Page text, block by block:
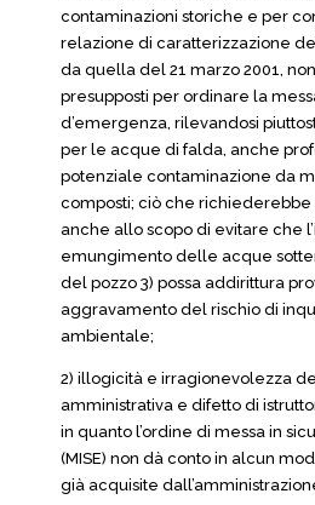
contaminazioni storiche e per
relazione di caratterizzazione
da quella del 21 marzo 2001,
presupposti per ordinare la
d’emergenza, rilevandosi
per le acque di falda, anche
potenziale contaminazione da
composti; ciò che
anche allo scopo di evitare che
emungimento delle acque
del pozzo 3) possa addirittura
aggravamento del rischio di
ambientale;
2) illogicità e irragionevolezza
amministrativa e difetto di
in quanto l’ordine di messa in
(MISE) non dà conto in alcun
già acquisite